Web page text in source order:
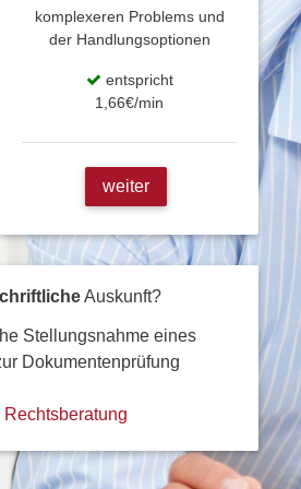
komplexeren Problems und
der Handlungsoptionen
entspricht
1,66€/min
weiter
Auskunft?
Stellungsnahme eines
Dokumentenprüfung